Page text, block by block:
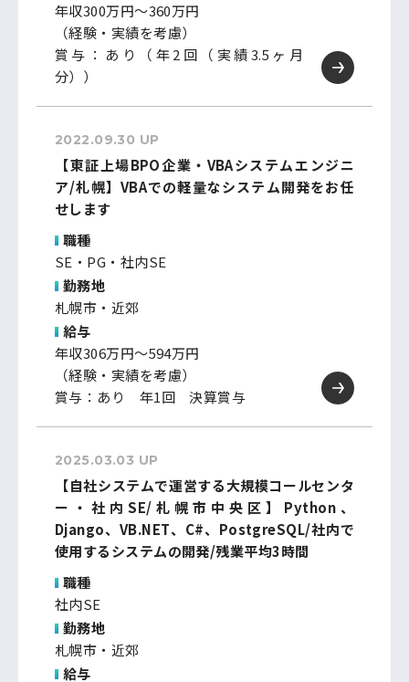
年収300万円～360万円
（経験・実績を考慮）
賞与：あり（年2回（実績3.5ヶ月
分））
2022.09.30 UP
【東証上場BPO企業・VBAシステムエンジニ
ア/札幌】VBAでの軽量なシステム開発をお任
せします
職種
SE・PG・社内SE
勤務地
札幌市・近郊
給与
年収306万円～594万円
（経験・実績を考慮）
賞与：あり 年1回 決算賞与
2025.03.03 UP
【自社システムで運営する大規模コールセンタ
ー・社内SE/札幌市中央区】Python、
Django、VB.NET、C#、PostgreSQL/社内で
使用するシステムの開発/残業平均3時間
職種
社内SE
勤務地
札幌市・近郊
給与